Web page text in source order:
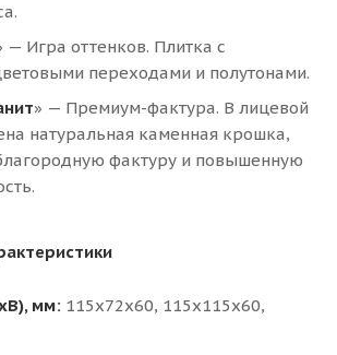
— Игра оттенков. Плитка с
переходами и полутонами.
» — Премиум-фактура. В лицевой
натуральная каменная крошка,
фактуру и повышенную
мм: 115х72х60, 115х115х60,